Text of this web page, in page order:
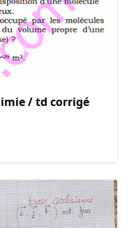
/ td corrigé